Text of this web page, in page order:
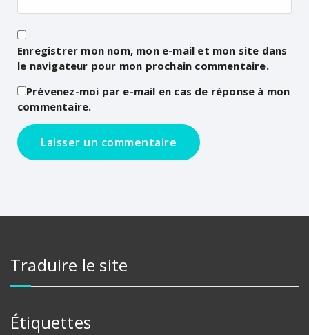
Enregistrer mon nom, mon e-mail et mon site dans
le navigateur pour mon prochain commentaire.
Prévenez-moi par e-mail en cas de réponse à mon
commentaire.
Traduire le site
Étiquettes